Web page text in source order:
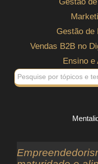
Gestão de
Vendas B2B no
Ensino e